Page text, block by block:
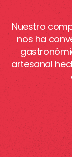
Nuestro
nos ha
artesanal